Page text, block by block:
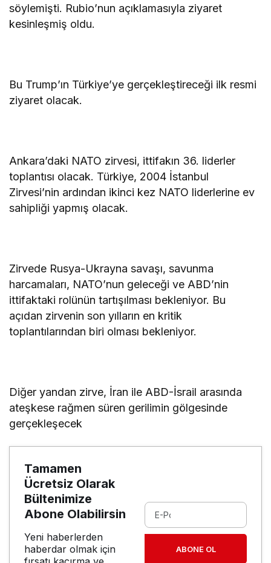
söylemişti. Rubio’nun açıklamasıyla ziyaret
kesinleşmiş oldu.
Bu Trump’ın Türkiye’ye gerçekleştireceği ilk resmi
ziyaret olacak.
Ankara’daki NATO zirvesi, ittifakın 36. liderler
toplantısı olacak. Türkiye, 2004 İstanbul
Zirvesi’nin ardından ikinci kez NATO liderlerine ev
sahipliği yapmış olacak.
Zirvede Rusya-Ukrayna savaşı, savunma
harcamaları, NATO’nun geleceği ve ABD’nin
ittifaktaki rolünün tartışılması bekleniyor. Bu
açıdan zirvenin son yılların en kritik
toplantılarından biri olması bekleniyor.
Diğer yandan zirve, İran ile ABD-İsrail arasında
ateşkese rağmen süren gerilimin gölgesinde
gerçekleşecek
Tamamen
Ücretsiz Olarak
Bültenimize
Abone Olabilirsin
Yeni haberlerden
haberdar olmak için
ABONE OL